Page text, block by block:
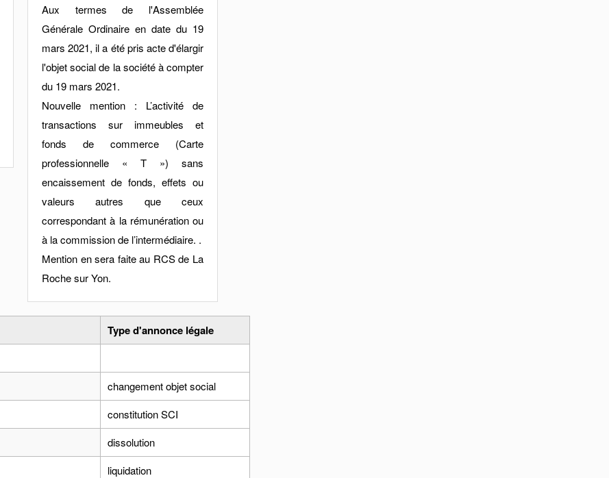
Aux termes de l'Assemblée
Générale Ordinaire en date du 19
mars 2021, il a été pris acte d'élargir
l'objet social de la société à compter
du 19 mars 2021.
Nouvelle mention : L’activité de
transactions sur immeubles et
fonds de commerce (Carte
professionnelle « T ») sans
encaissement de fonds, effets ou
valeurs autres que ceux
correspondant à la rémunération ou
à la commission de l’intermédiaire. .
Mention en sera faite au RCS de La
Roche sur Yon.
Type d'annonce légale
changement objet social
constitution SCI
dissolution
liquidation